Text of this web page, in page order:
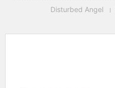
Disturbed Angel